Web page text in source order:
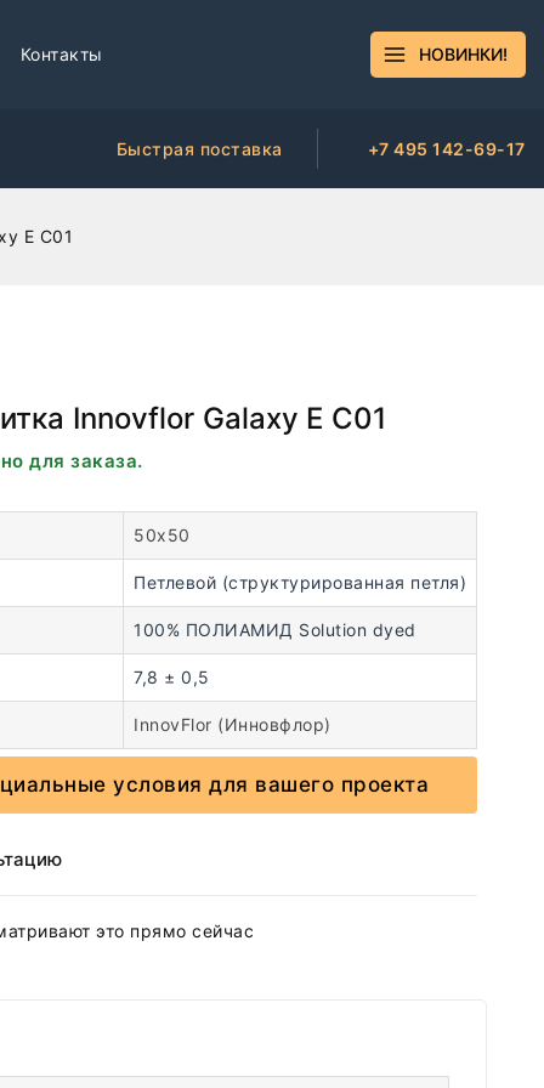
Контакты НОВИНКИ!
Быстрая поставка +7 495 142-69-17
E C01
Innovflor Galaxy E C01
для заказа.
50х50
Петлевой (структурированная петля)
100% ПОЛИАМИД Solution dyed
7,8 ± 0,5
InnovFlor (Инновфлор)
условия для вашего проекта
это прямо сейчас